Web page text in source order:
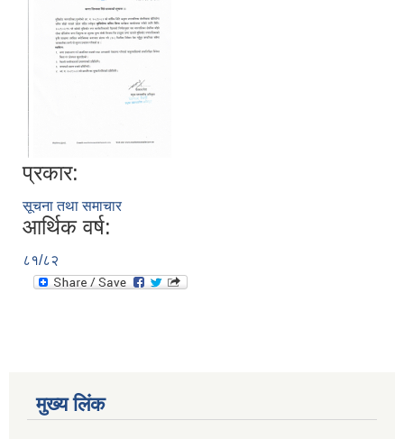
प्रकार:
सूचना तथा समाचार
आर्थिक वर्ष:
८१/८२
मुख्य लिंक